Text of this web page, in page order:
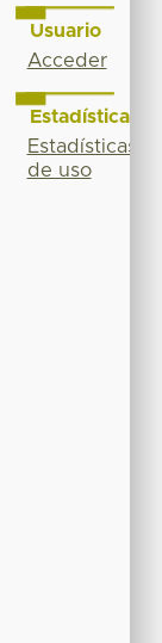
Usuario
Acceder
Estadísticas
Estadísticas
de uso